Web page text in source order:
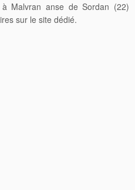
Malvran anse de Sordan (22)
sur le site dédié.